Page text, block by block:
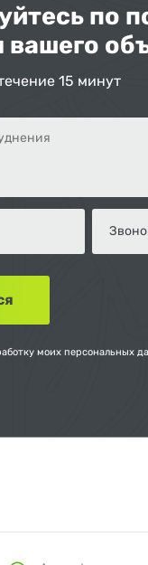
по
15 минут
моих персональных